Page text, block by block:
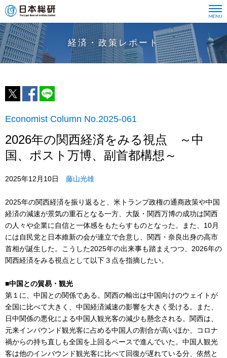
経済・政策レポート
Economist Column No.2025-061
2026年の関西経済をみる視点 ～中
国、ポスト万博、副首都構想～
2025年12月10日 藤山光雄
2025年の関西経済を振り返ると、米トランプ政権の通商政策や中国
経済の減速が景気の重石となる一方、大阪・関西万博の成功は関西
の人々や企業に自信と一体感をもたらすものとなった。また、10月
には自民党と日本維新の会が連立で合意し、関西・奈良出身の高市
首相が誕生した。こうした2025年の出来事も踏まえつつ、2026年の
関西経済をみる視点として以下３点を指摘したい。
■中国との貿易・観光
第１に、中国との関係である。関西の輸出は中国向けのウェイトが
全国に比べて大きく、中国経済減速の影響を大きく受ける。また、
日中関係の悪化による中国人観光客の減少も懸念される。関西は、
元来インバウンド観光客に占める中国人の割合が高いほか、コロナ
禍からの持ち直しも全国を上回るペースで進んでいた。中国人観光
客は他のインバウンド観光客に比べて回復が遅れている分、依然と